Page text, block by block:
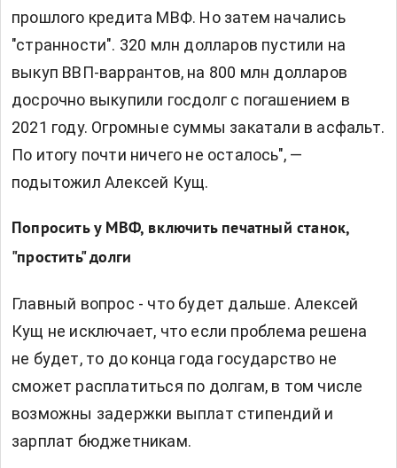
прошлого кредита МВФ. Но затем начались
"странности". 320 млн долларов пустили на
выкуп ВВП-варрантов, на 800 млн долларов
досрочно выкупили госдолг с погашением в
2021 году. Огромные суммы закатали в асфальт.
По итогу почти ничего не осталось", —
подытожил Алексей Кущ.
Попросить у МВФ, включить печатный станок,
"простить" долги
Главный вопрос - что будет дальше. Алексей
Кущ не исключает, что если проблема решена
не будет, то до конца года государство не
сможет расплатиться по долгам, в том числе
возможны задержки выплат стипендий и
зарплат бюджетникам.